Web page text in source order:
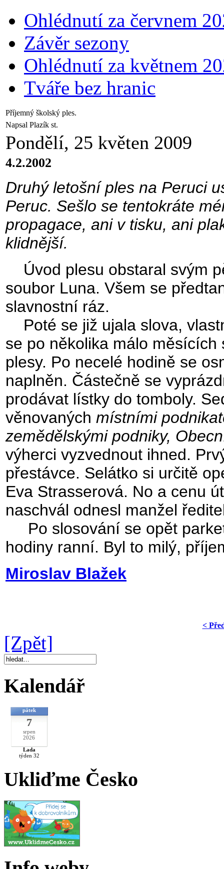
Ohlédnutí za červnem
Závěr sezony
Ohlédnutí za květnem
Tváře bez hranic
Příjemný školský ples.
Napsal Plazík st.
Pondělí, 25 květen 2009
4.2.2002
Druhý letošní ples na Peruci
Peruc. Sešlo se tentokráte
propagace, ani v tisku, ani
klidnější.
Úvod plesu obstaral svým
soubor Luna. Všem se
slavnostní ráz.
Poté se již ujala slova,
se po několika málo
plesy. Po necelé hodině se
naplněn. Částečně se
prodávat lístky do tomboly.
věnovaných místními
zemědělskými podniky,
výherci vyzvednout ihned.
přestávce. Selátko si určitě
Eva Strasserová. No a cenu
naschvál odnesl manžel
Po slosování se opět
hodiny ranní. Byl to milý,
Miroslav Blažek
<
[Zpět]
Kalendář
pátek
7
srpen
2026
Lada
týden 32
Ukliďme Česko